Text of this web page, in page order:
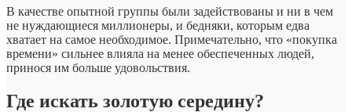
В качестве опытной группы были задействованы и ни в чем
не нуждающиеся миллионеры, и бедняки, которым едва
хватает на самое необходимое. Примечательно, что «покупка
времени» сильнее влияла на менее обеспеченных людей,
принося им больше удовольствия.
Где искать золотую середину?